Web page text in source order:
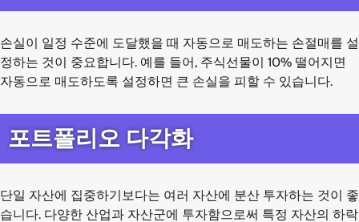
손실이 일정 수준에 도달했을 때 자동으로 매도하는 손절매를 설
정하는 것이 중요합니다. 예를 들어, 주식선물이 10% 떨어지면
자동으로 매도하도록 설정하면 큰 손실을 피할 수 있습니다.
포트폴리오 다각화
단일 자산에 집중하기보다는 여러 자산에 분산 투자하는 것이 좋
습니다. 다양한 산업과 자산군에 투자함으로써 특정 자산의 하락